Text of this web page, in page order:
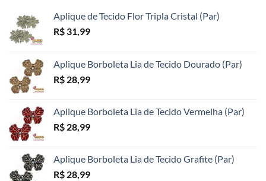
página
do
página
na
Aplique de Tecido Flor Tripla Cristal (Par)
R$ 31,99
Aplique Borboleta Lia de Tecido Dourado (Par)
R$ 28,99
Aplique Borboleta Lia de Tecido Vermelha (Par)
R$ 28,99
Aplique Borboleta Lia de Tecido Grafite (Par)
R$ 28,99